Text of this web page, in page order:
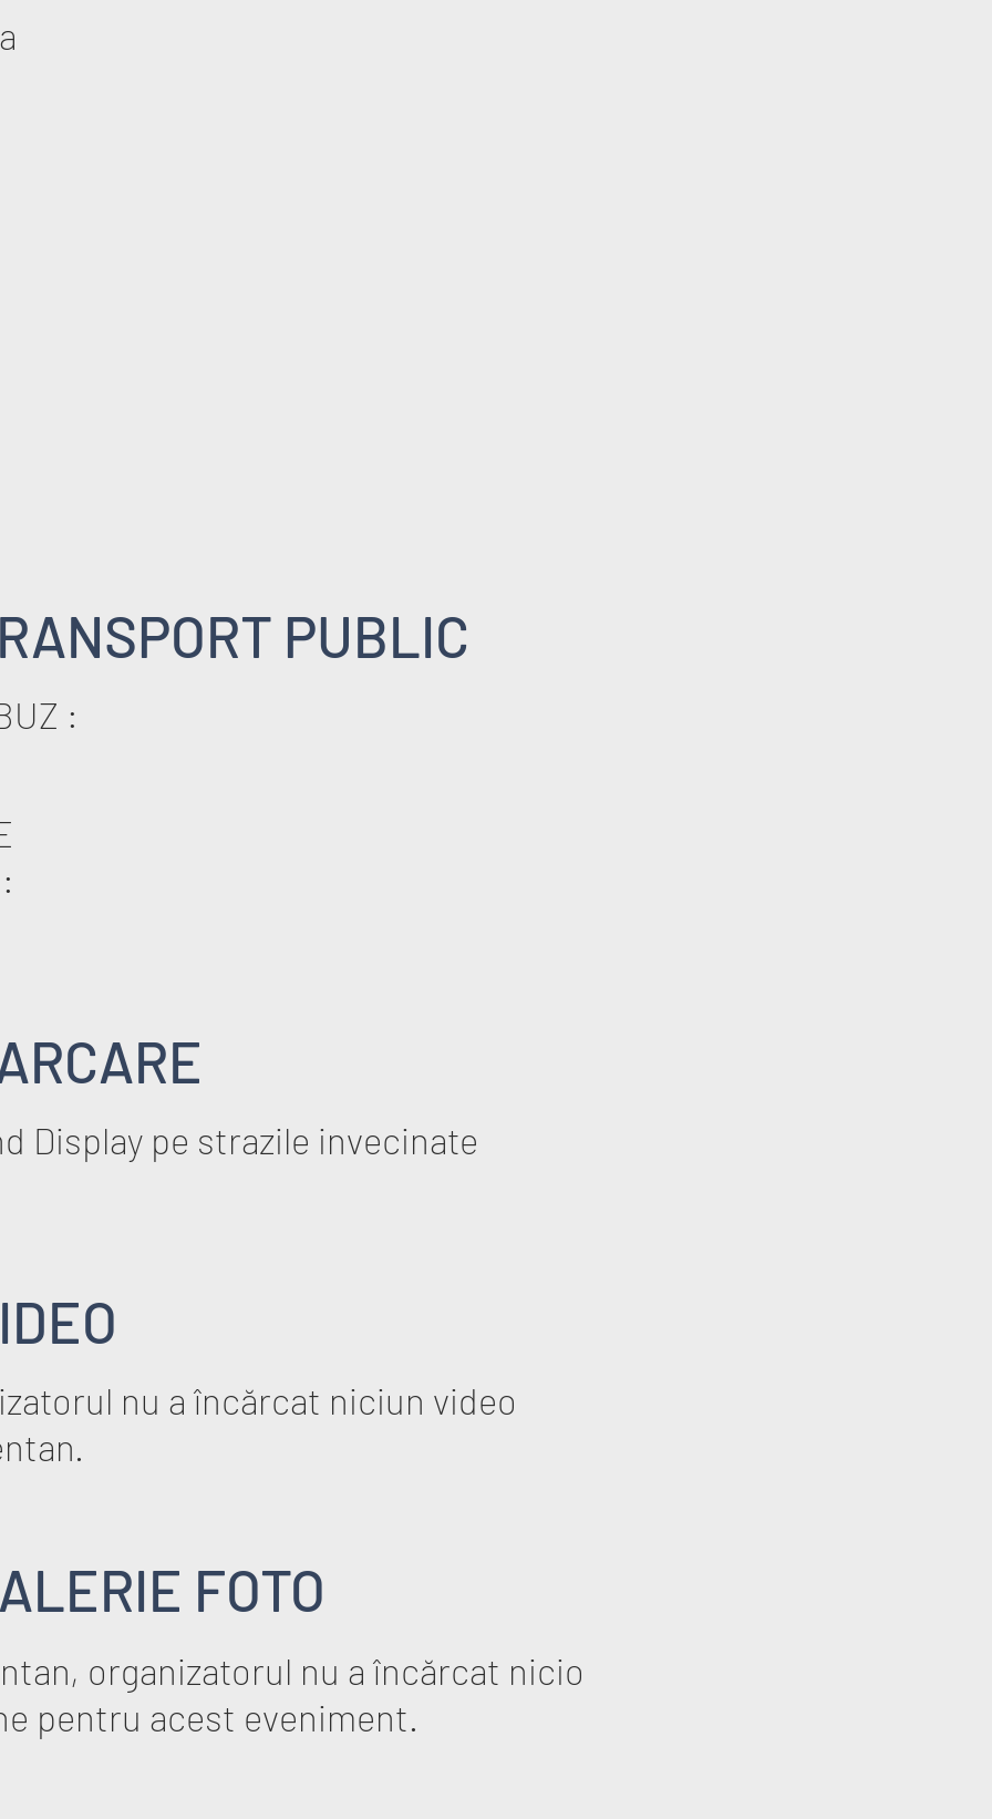
PUBLIC
:
Display pe strazile invecinate
nu a încărcat niciun video
FOTO
organizatorul nu a încărcat nicio
pentru acest eveniment.